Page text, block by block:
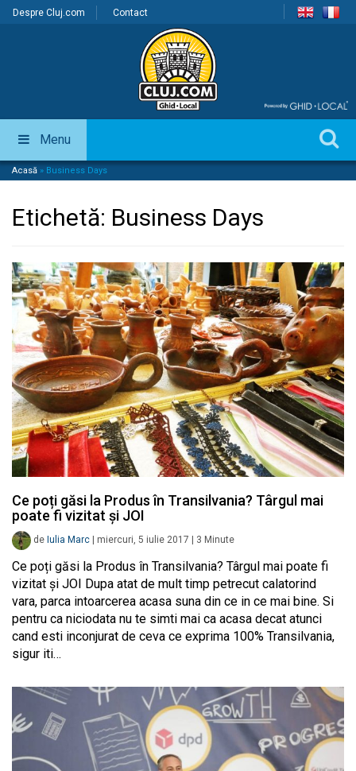
Despre Cluj.com Contact
Menu
Acasă » Business Days
Etichetă: Business Days
Ce poți găsi la Produs în Transilvania? Târgul mai
poate fi vizitat și JOI
de Iulia Marc miercuri, 5 iulie 2017 3 Minute
Ce poți găsi la Produs în Transilvania? Târgul mai poate fi
vizitat și JOI Dupa atat de mult timp petrecut calatorind
vara, parca intoarcerea acasa suna din ce in ce mai bine. Si
pentru ca niciodata nu te simti mai ca acasa decat atunci
cand esti inconjurat de ceva ce exprima 100% Transilvania,
sigur iti…